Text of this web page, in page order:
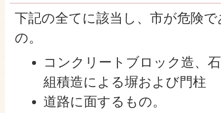
下記の全てに該当し、市が危険
の。
コンクリートブロック造、
組積造による塀および門柱
道路に面するもの。